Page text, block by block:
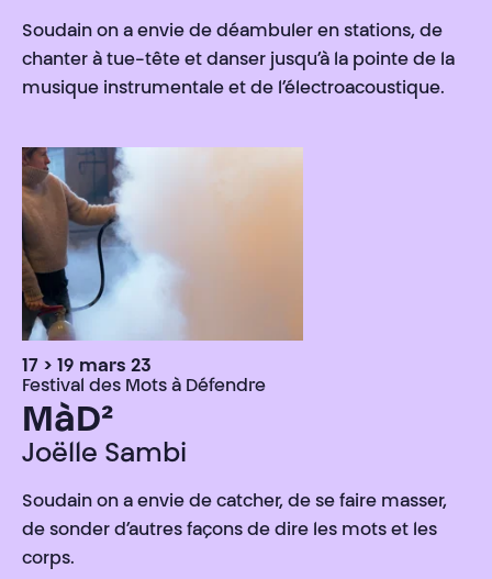
Soudain on a envie de déambuler en stations, de
chanter à tue-tête et danser jusqu’à la pointe de la
musique instrumentale et de l’électroacoustique.
17 > 19 mars 23
Festival des Mots à Défendre
MàD²
Joëlle Sambi
Soudain on a envie de catcher, de se faire masser,
de sonder d’autres façons de dire les mots et les
corps.